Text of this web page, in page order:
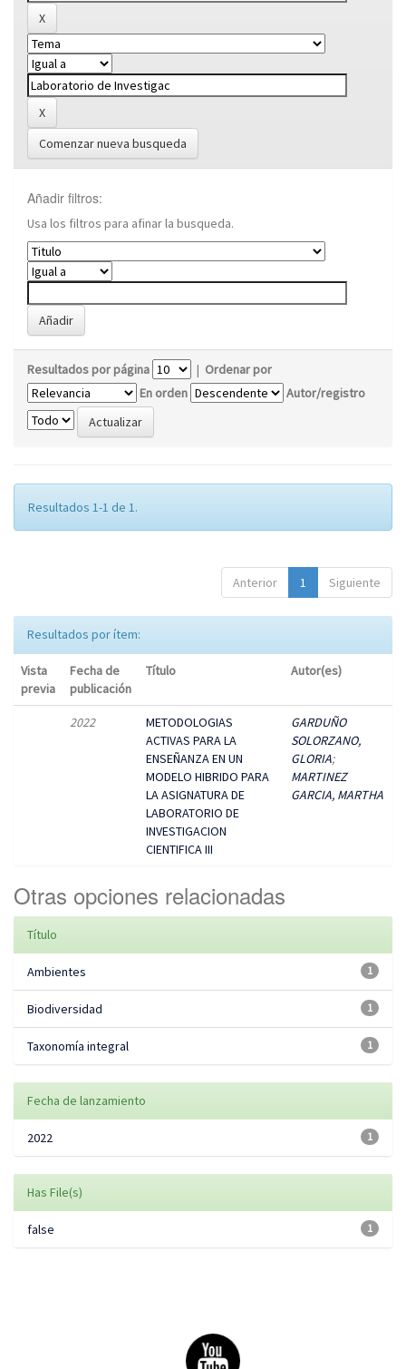
Comenzar nueva busqueda
Añadir filtros:
Usa los filtros para afinar la busqueda.
Resultados por página | Ordenar por
En orden
Autor/registro
Resultados 1-1 de 1.
Anterior 1 Siguiente
Resultados por ítem:
Vista
previa
Fecha de
publicación
Título Autor(es)
2022
METODOLOGIAS
ACTIVAS PARA LA
ENSEÑANZA EN UN
MODELO HIBRIDO PARA
LA ASIGNATURA DE
LABORATORIO DE
INVESTIGACION
CIENTIFICA III
GARDUÑO
SOLORZANO,
GLORIA;
MARTINEZ
GARCIA, MARTHA
Otras opciones relacionadas
Título
1
Ambientes
1
Biodiversidad
1
Taxonomía integral
Fecha de lanzamiento
1
2022
Has File(s)
1
false